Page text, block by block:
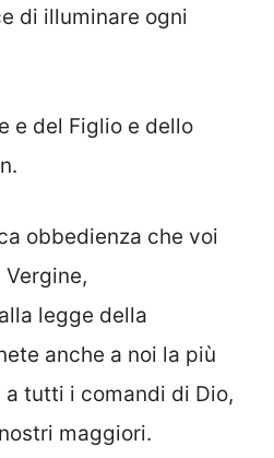
di illuminare ogni
e del Figlio e dello
obbedienza che voi
legge della
anche a noi la più
tutti i comandi di Dio,
maggiori.